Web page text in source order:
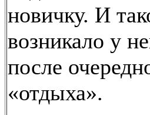
новичку. И
возникало у
после
«отдыха».